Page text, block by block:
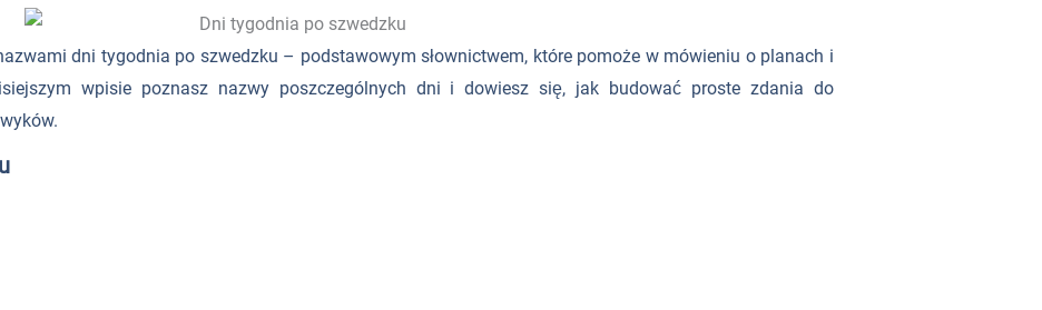
dni tygodnia po szwedzku – podstawowym słownictwem, które pomoże w mówieniu o planach i
wpisie poznasz nazwy poszczególnych dni i dowiesz się, jak budować proste zdania do